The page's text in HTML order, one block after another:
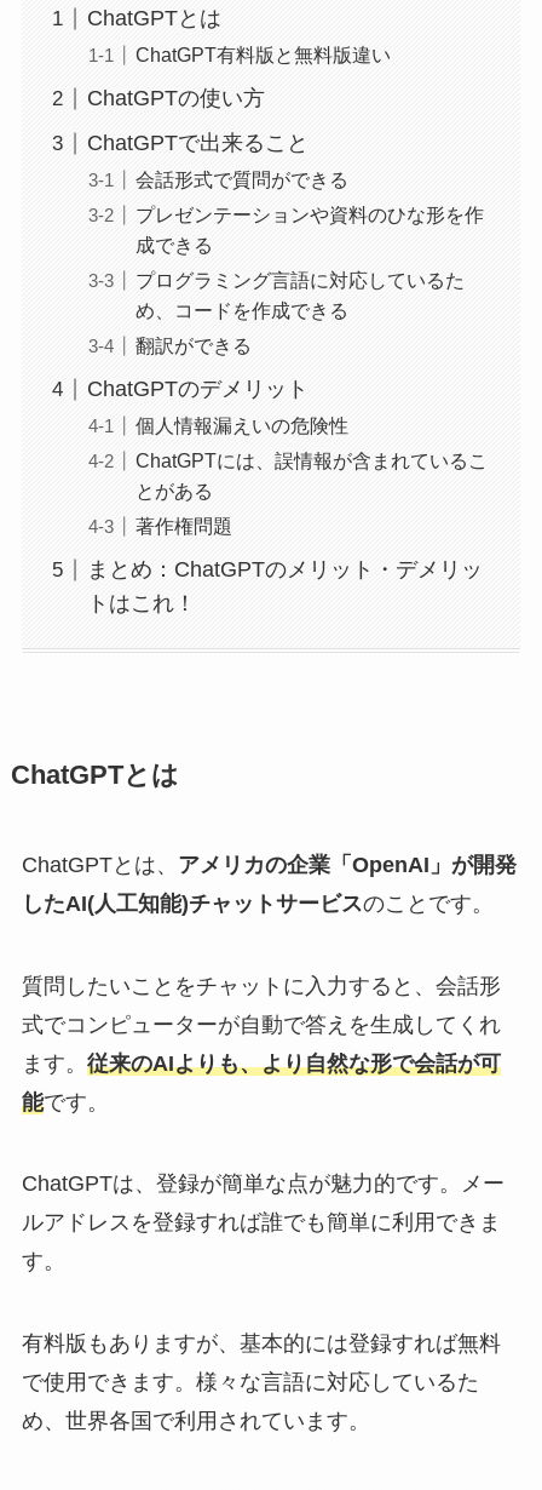
ChatGPTとは
ChatGPT有料版と無料版違い
ChatGPTの使い方
ChatGPTで出来ること
会話形式で質問ができる
プレゼンテーションや資料のひな形を作
成できる
プログラミング言語に対応しているた
め、コードを作成できる
翻訳ができる
ChatGPTのデメリット
個人情報漏えいの危険性
ChatGPTには、誤情報が含まれているこ
とがある
著作権問題
まとめ：ChatGPTのメリット・デメリッ
トはこれ！
ChatGPTとは
ChatGPTとは、 アメリカの企業「OpenAI」が開発
したAI(人工知能)チャットサービスのことです。
質問したいことをチャットに入力すると、会話形
式でコンピューターが自動で答えを生成してくれ
ます。 従来のAIよりも、より自然な形で会話が可
能です。
ChatGPTは、登録が簡単な点が魅力的です。メー
ルアドレスを登録すれば誰でも簡単に利用できま
す。
有料版もありますが、基本的には登録すれば無料
で使用できます。様々な言語に対応しているた
め、世界各国で利用されています。